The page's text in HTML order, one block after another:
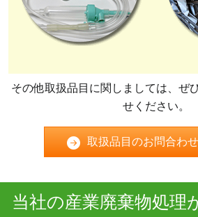
その他取扱品目に関しましては、ぜ
せください。
取扱品目のお問合わ
当社の産業廃棄物処理